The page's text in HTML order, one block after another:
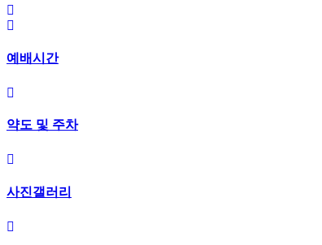
예배시간
약도 및 주차
사진갤러리